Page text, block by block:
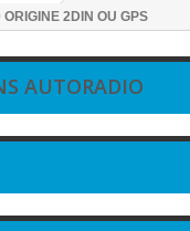
2DIN OU GPS
AUTORADIO